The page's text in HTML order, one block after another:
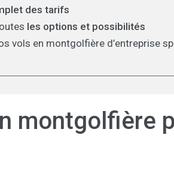
des tarifs
les options et possibilités
vols en montgolfière d’entreprise
montgolfière